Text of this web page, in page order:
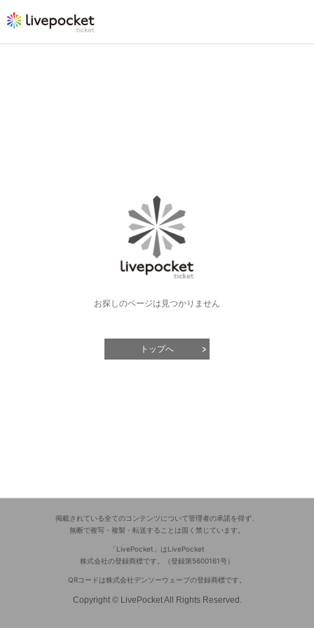
お探しのページは見つかりません
トップへ
掲載されている全てのコンテンツについて管理者の承諾を得ず、
無断で複写・複製・転送することは固く禁じています。
「LivePocket」はLivePocket
株式会社の登録商標です。（登録第5600161号）
QRコードは株式会社デンソーウェーブの登録商標です。
Copyright © LivePocket All Rights Reserved.